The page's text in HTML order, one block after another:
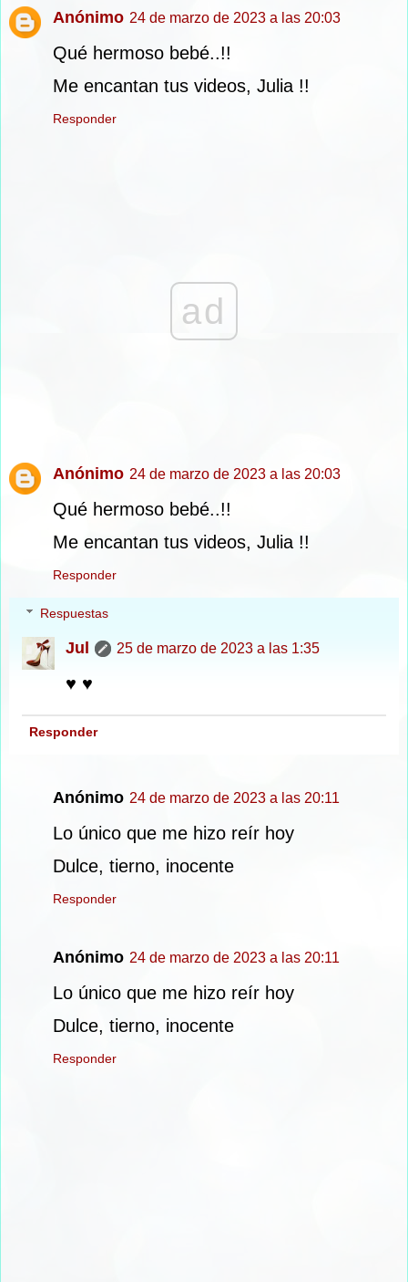
Anónimo 24 de marzo de 2023 a las 20:03
Qué hermoso bebé..!!
Me encantan tus videos, Julia !!
Responder
ad
Anónimo 24 de marzo de 2023 a las 20:03
Qué hermoso bebé..!!
Me encantan tus videos, Julia !!
Responder
Respuestas
Jul 25 de marzo de 2023 a las 1:35
♥ ♥
Responder
Anónimo 24 de marzo de 2023 a las 20:11
Lo único que me hizo reír hoy
Dulce, tierno, inocente
Responder
Anónimo 24 de marzo de 2023 a las 20:11
Lo único que me hizo reír hoy
Dulce, tierno, inocente
Responder